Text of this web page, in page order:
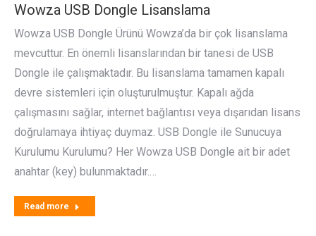
Wowza USB Dongle Lisanslama
Wowza USB Dongle Ürünü Wowza’da bir çok lisanslama
mevcuttur. En önemli lisanslarından bir tanesi de USB
Dongle ile çalışmaktadır. Bu lisanslama tamamen kapalı
devre sistemleri için oluşturulmuştur. Kapalı ağda
çalışmasını sağlar, internet bağlantısı veya dışarıdan lisans
doğrulamaya ihtiyaç duymaz. USB Dongle ile Sunucuya
Kurulumu Kurulumu? Her Wowza USB Dongle ait bir adet
anahtar (key) bulunmaktadır.…
Read more